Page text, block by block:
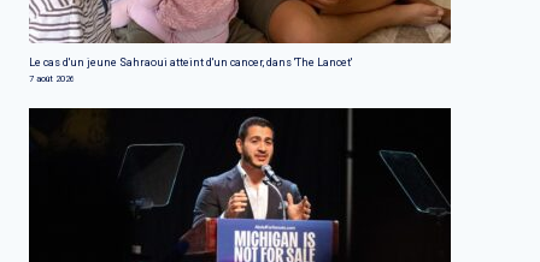
Le cas d'un jeune Sahraoui atteint d'un cancer, dans 'The Lancet'
7 août 2026